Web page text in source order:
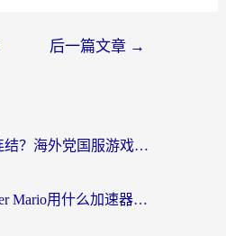
后一篇文章 →
印度怎么玩公主连结？海外党国服游戏加速终极指南（附仙境传说RO重生细胞优化技巧）
国外玩LEGO Super Mario用什么加速器？2026海外玩家亲测有效指南